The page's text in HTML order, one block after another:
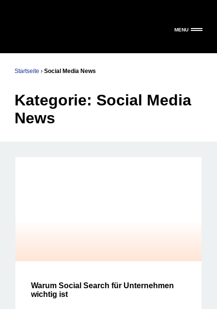
MENU
Startseite › Social Media News
Kategorie: Social Media
News
Warum Social Search für Unternehmen
wichtig ist